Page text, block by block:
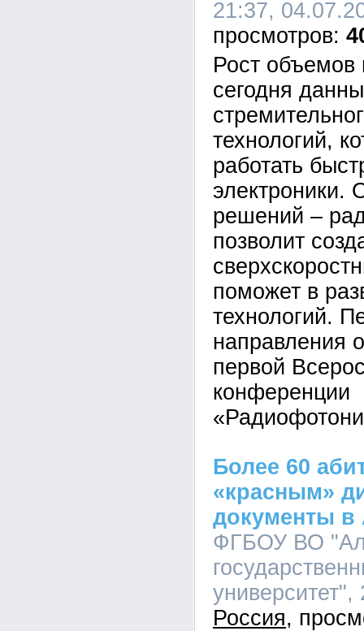
21:37,
Рост
сегодня
технологий,
работать
электроники.
решений –
позволит
поможет в
технологий.
направления
первой
конференции
Более 60
«красным»
документы в
ФГБОУ ВО
Россия